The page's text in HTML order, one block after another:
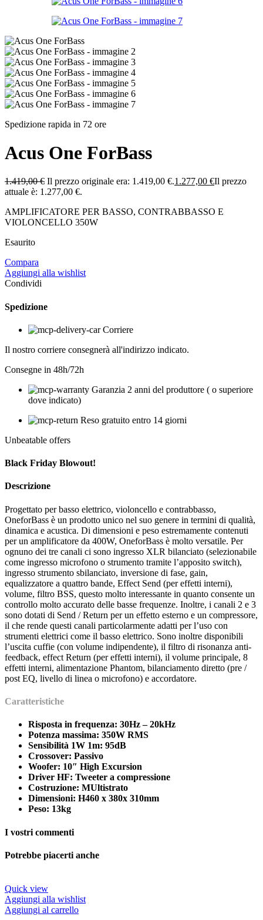
Spedizione rapida in 72 ore
Acus One ForBass
1.419,00€ Il prezzo originale era: 1.419,00 €.1.277,00 €Il prezzo
attuale è: 1.277,00 €.
AMPLIFICATORE PER BASSO, CONTRABBASSO E
VIOLONCELLO 350W
Esaurito
Compara
Aggiungi alla wishlist
Condividi
Spedizione
Corriere
Il nostro corriere consegnerà all'indirizzo indicato.
Consegne in 48h/72h
Garanzia 2 anni del produttore ( o superiore
dove indicato)
Reso gratuito entro 14 giorni
Unbeatable offers
Black Friday Blowout!
Descrizione
Progettato per basso elettrico, violoncello e contrabbasso,
OneforBass è un prodotto unico nel suo genere in termini di qualità,
dinamica e acustica. Di dimensioni e peso estremamente contenuti
per un amplificatore da 400W, OneforBass è molto versatile. Per
ognuno dei tre canali ci sono ingresso XLR bilanciato (selezionabile
come ingresso microfono o strumento tramite l’apposito switch),
ingresso strumento sbilanciato, inversione di fase, gain,
equalizzatore a quattro bande, Effect Send (per effetti interni),
volume, filtro BSS, questo molto interessante in quanto consente un
controllo molto accurato delle basse frequenze. Inoltre, i canali 2 e 3
sono dotati di Send / Return per un effetto esterno e un compressore,
il che rende questi canali particolarmente adatti per l’uso con
strumenti elettrici come il basso elettrico. Sono inoltre disponibili
l’uscita cuffie (con volume indipendente), il filtro di risonanza anti-
feedback, effect Return (per effetti interni), il volume principale, 8
effetti interni, alimentazione Phantom, bilanciamento diretto (pre /
post EQ, livello di linea o microfono) e accordatore.
Caratteristiche
Risposta in frequenza: 30Hz – 20kHz
Potenza massima: 350W RMS
Sensibilità 1W 1m: 95dB
Crossover: Passivo
Woofer: 10″ High Excursion
Driver HF: Tweeter a compressione
Costruzione: MUltistrato
Dimensioni: H460 x 380x 310mm
Peso: 13kg
I vostri commenti
Potrebbe piacerti anche
Quick view
Aggiungi alla wishlist
Aggiungi al carrello